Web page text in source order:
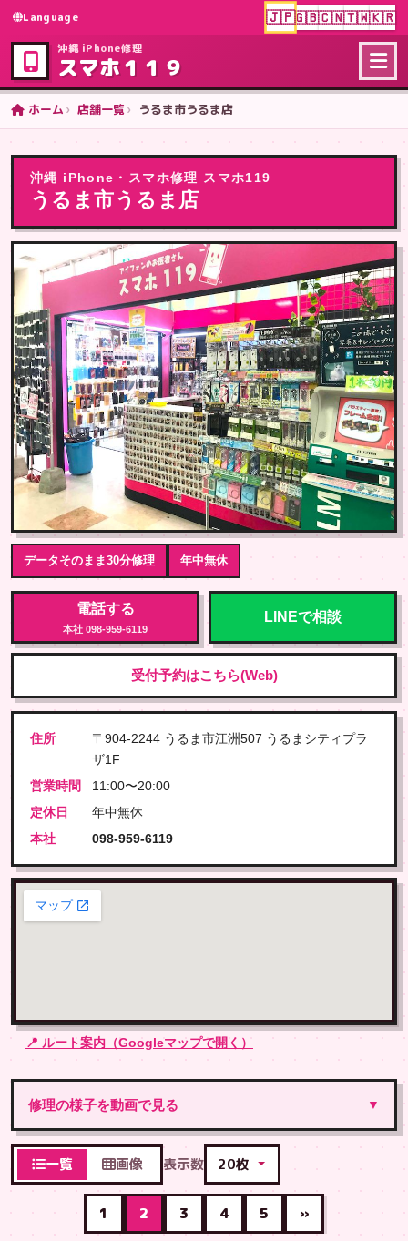
Language 🇯🇵🇬🇧🇨🇳🇹🇼🇰🇷
沖縄 iPhone修理
スマホ１１９
ホーム 店舗一覧 うるま市うるま店
沖縄 iPhone・スマホ修理 スマホ119
うるま市うるま店
データそのまま30分修理 年中無休
電話する
本社 098-959-6119
LINEで相談
受付予約はこちら(Web)
住所
〒904-2244 うるま市江洲507 うるまシティプラ
ザ1F
営業時間
11:00〜20:00
定休日
年中無休
本社
098-959-6119
📍 ルート案内（Googleマップで開く）
修理の様子を動画で見る ▼
一覧 画像 表示数
1 2 3 4 5 »